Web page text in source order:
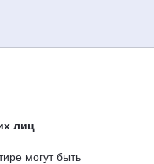
лиц
могут быть